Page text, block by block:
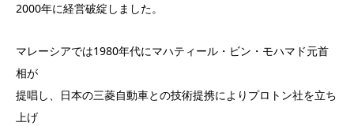
2000年に経営破綻しました。
マレーシアでは1980年代にマハティール・ビン・モハマド元首
相が
提唱し、日本の三菱自動車との技術提携によりプロトン社を立ち
上げ